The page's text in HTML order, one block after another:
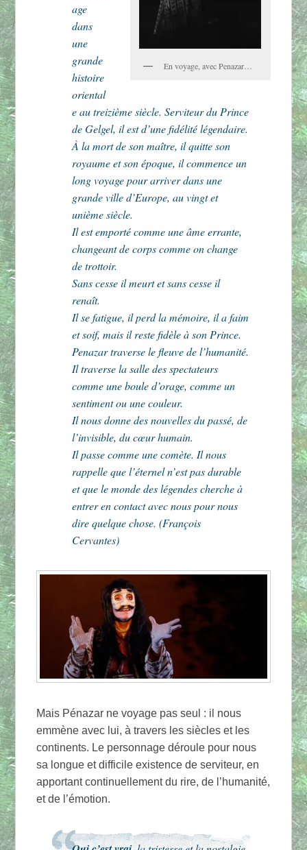
En voyage, avec Penazar…
age
dans
une
grande
histoire
oriental
e au treizième siècle. Serviteur du Prince
de Gelgel, il est d’une fidélité légendaire.
À la mort de son maître, il quitte son
royaume et son époque, il commence un
long voyage pour arriver dans une
grande ville d’Europe, au vingt et
unième siècle.
Il est emporté comme une âme errante,
changeant de corps comme on change
de trottoir.
Sans cesse il meurt et sans cesse il
renaît.
Il se fatigue, il perd la mémoire, il a faim
et soif, mais il reste fidèle à son Prince.
Penazar traverse le fleuve de l’humanité.
Il traverse la salle des spectateurs
comme une boule d’orage, comme un
sentiment ou une couleur.
Il nous donne des nouvelles du passé, de
l’invisible, du cœur humain.
Il passe comme une comète. Il nous
rappelle que l’éternel n’est pas durable
et que le monde des légendes cherche à
entrer en contact avec nous pour nous
dire quelque chose. (François
Cervantes)
Mais Pénazar ne voyage pas seul : il nous
emmène avec lui, à travers les siècles et les
continents. Le personnage déroule pour nous
sa longue et difficile existence de serviteur, en
apportant continuellement du rire, de l’humanité,
et de l’émotion.